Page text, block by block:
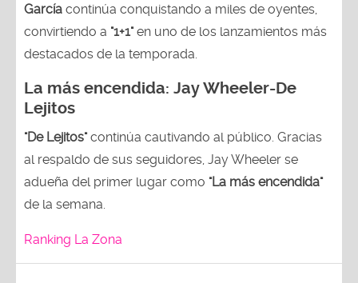
García continúa conquistando a miles de oyentes,
convirtiendo a "1+1"en uno de los lanzamientos más
destacados de la temporada.
La más encendida: Jay Wheeler-De
Lejitos
"De Lejitos"continúa cautivando al público. Gracias
al respaldo de sus seguidores, Jay Wheeler se
adueña del primer lugar como "La más encendida"
de la semana.
Ranking La Zona